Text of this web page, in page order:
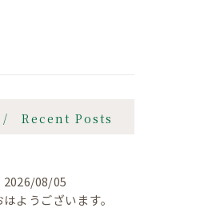
Recent Posts
2026/08/05
はようございます。